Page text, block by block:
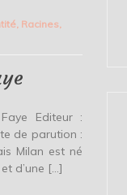
Racines
Editeur :
de parution :
Milan est né
d’une […]